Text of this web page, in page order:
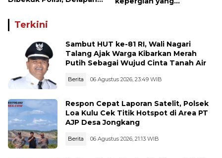
Candipuro Terungkap
Terkini
Sambut HUT ke-81 RI, Wali Nagari
Talang Ajak Warga Kibarkan Merah
Putih Sebagai Wujud Cinta Tanah Air
Berita 06 Agustus 2026, 23:49 WIB
Respon Cepat Laporan Satelit, Polsek
Loa Kulu Cek Titik Hotspot di Area PT
AJP Desa Jongkang
Berita 06 Agustus 2026, 21:13 WIB